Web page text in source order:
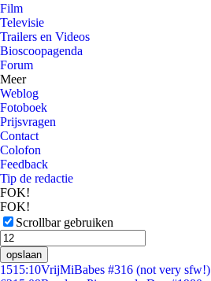
Film
Televisie
Trailers en Videos
Bioscoopagenda
Forum
Meer
Weblog
Fotoboek
Prijsvragen
Contact
Colofon
Feedback
Tip de redactie
FOK!
FOK!
Scrollbar gebruiken
opslaan
1515:10VrijMiBabes #316 (not very sfw!)